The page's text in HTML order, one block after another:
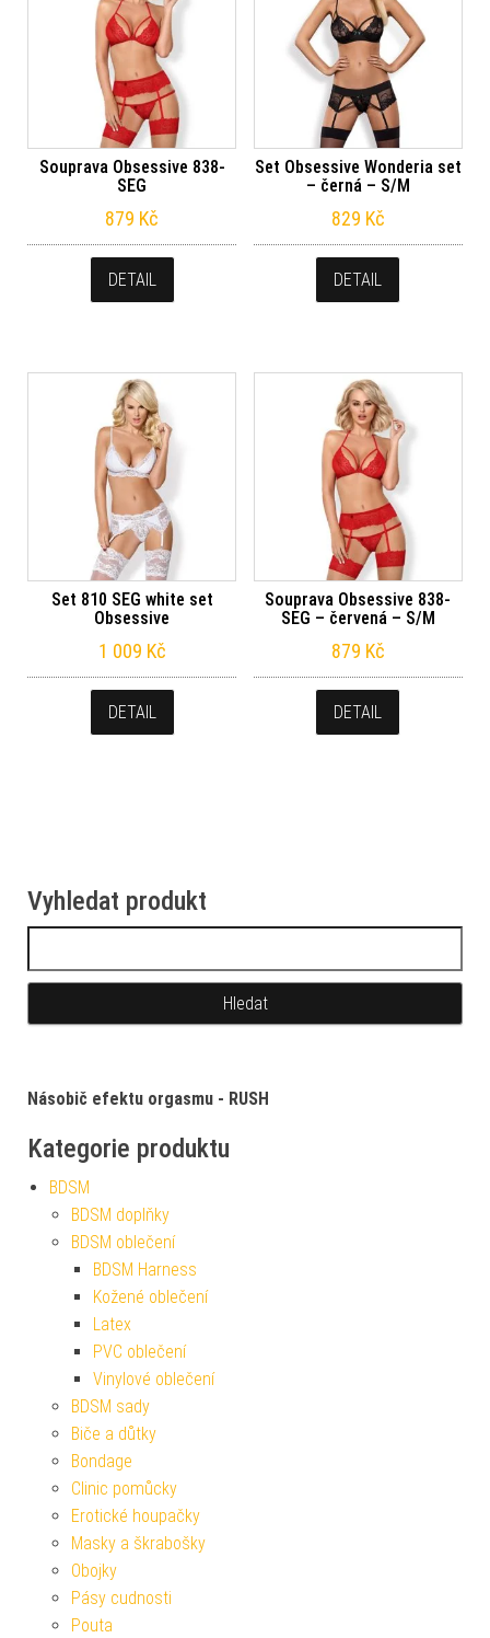
Souprava Obsessive 838-
SEG
879 Kč
DETAIL
Set Obsessive Wonderia set
– černá – S/M
829 Kč
DETAIL
Set 810 SEG white set
Obsessive
1 009 Kč
DETAIL
Souprava Obsessive 838-
SEG – červená – S/M
879 Kč
DETAIL
Vyhledat produkt
Násobič efektu orgasmu - RUSH
Kategorie produktu
BDSM
BDSM doplňky
BDSM oblečení
BDSM Harness
Kožené oblečení
Latex
PVC oblečení
Vinylové oblečení
BDSM sady
Biče a důtky
Bondage
Clinic pomůcky
Erotické houpačky
Masky a škrabošky
Obojky
Pásy cudnosti
Pouta